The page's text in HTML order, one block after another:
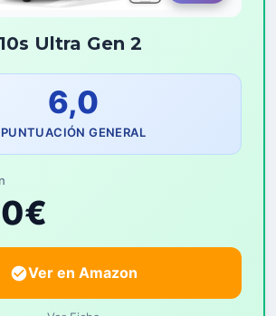
Ultra Gen 2
6,0
PUNTUACIÓN GENERAL
Ver en Amazon